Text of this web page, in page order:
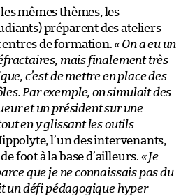
mêmes thèmes, les
préparent des ateliers
de formation.« On a eu un
mais finalement très
c’est de mettre en place des
Par exemple, on simulait des
et un président sur une
en y glissant les outils
l’un des intervenants,
foot à la base d’ailleurs. « Je
que je ne connaissais pas du
un défi pédagogique hyper